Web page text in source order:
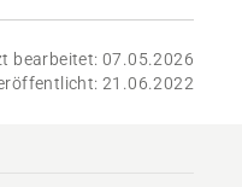
bearbeitet: 07.05.2026
21.06.2022